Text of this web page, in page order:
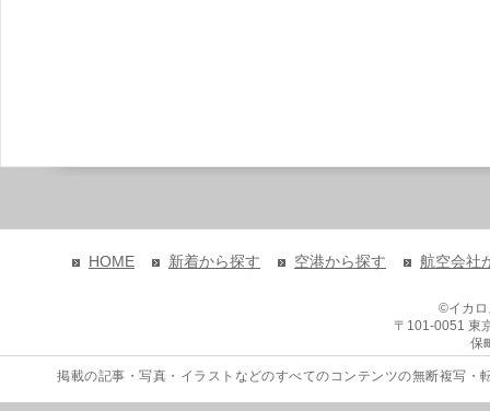
HOME 新着から探す 空港から探す 航空会社
©イカ
〒101-0051 東
保
掲載の記事・写真・イラストなどのすべてのコンテンツの無断複